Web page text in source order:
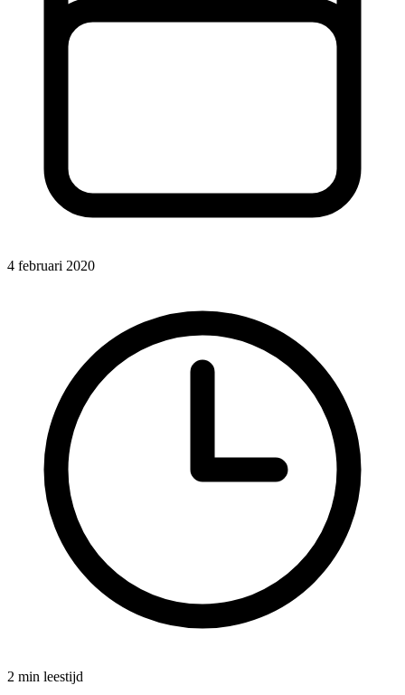
4 februari 2020
2 min leestijd